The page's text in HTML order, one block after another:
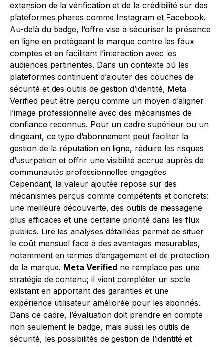
extension de la vérification et de la crédibilité sur des
plateformes phares comme Instagram et Facebook.
Au-delà du badge, l’offre vise à sécuriser la présence
en ligne en protégeant la marque contre les faux
comptes et en facilitant l’interaction avec les
audiences pertinentes. Dans un contexte où les
plateformes continuent d’ajouter des couches de
sécurité et des outils de gestion d’identité, Meta
Verified peut être perçu comme un moyen d’aligner
l’image professionnelle avec des mécanismes de
confiance reconnus. Pour un cadre supérieur ou un
dirigeant, ce type d’abonnement peut faciliter la
gestion de la réputation en ligne, réduire les risques
d’usurpation et offrir une visibilité accrue auprès de
communautés professionnelles engagées.
Cependant, la valeur ajoutée repose sur des
mécanismes perçus comme compétents et concrets:
une meilleure découverte, des outils de messagerie
plus efficaces et une certaine priorité dans les flux
publics. Lire les analyses détaillées permet de situer
le coût mensuel face à des avantages mesurables,
notamment en termes d’engagement et de protection
de la marque. Meta Verified ne remplace pas une
stratégie de contenu; il vient compléter un socle
existant en apportant des garanties et une
expérience utilisateur améliorée pour les abonnés.
Dans ce cadre, l’évaluation doit prendre en compte
non seulement le badge, mais aussi les outils de
sécurité, les possibilités de gestion de l’identité et